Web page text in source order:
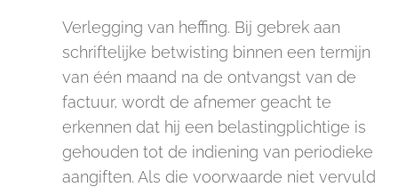
Verlegging van heffing. Bij gebrek aan
schriftelijke betwisting binnen een termijn
van één maand na de ontvangst van de
factuur, wordt de afnemer geacht te
erkennen dat hij een belastingplichtige is
gehouden tot de indiening van periodieke
aangiften. Als die voorwaarde niet vervuld